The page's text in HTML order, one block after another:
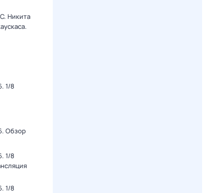
Никита
1/8
Обзор
1/8
1/8